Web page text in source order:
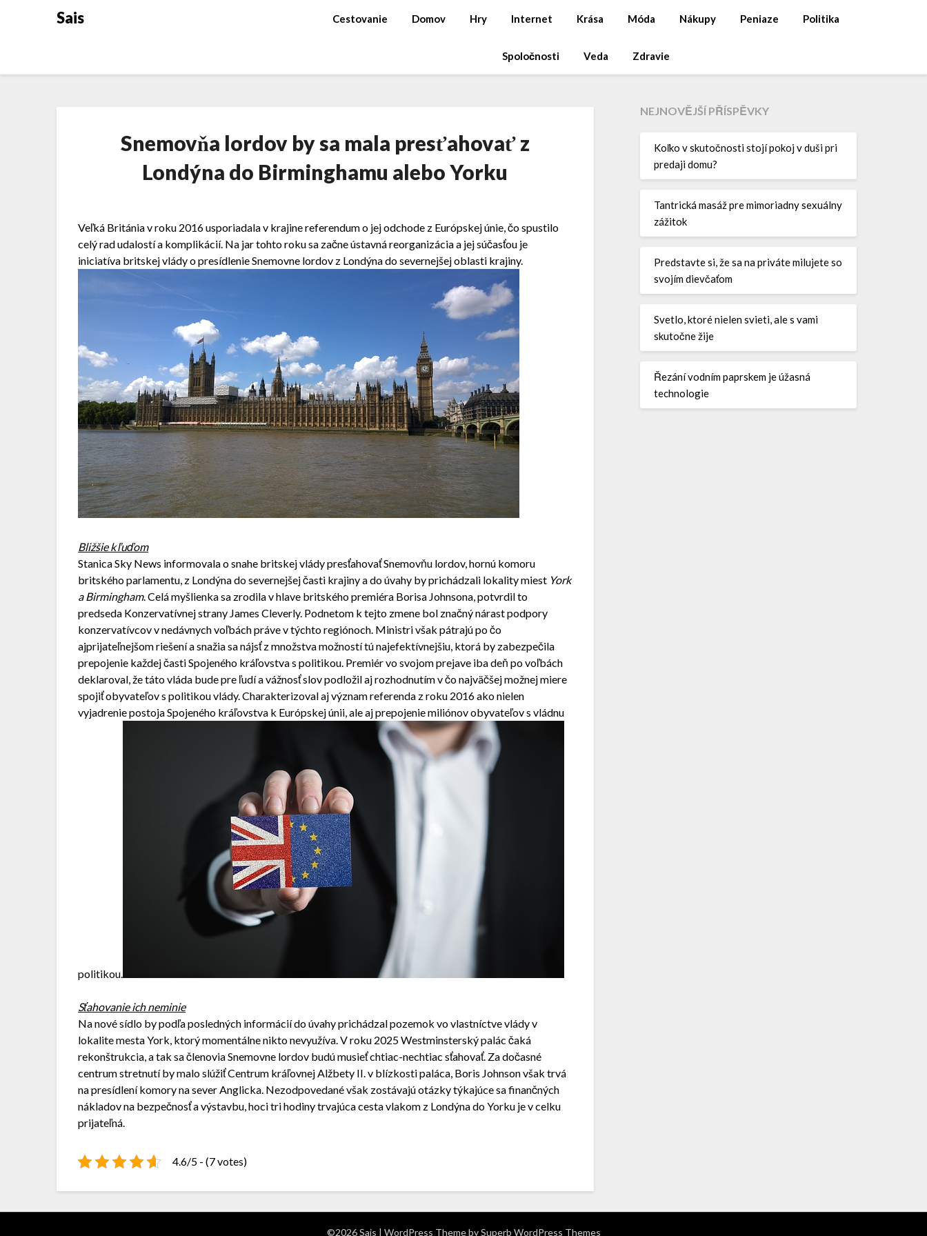
Sais Cestovanie Domov Hry Internet Krása Móda Nákupy Peniaze Politika
Spoločnosti Veda Zdravie
Snemovňa lordov by sa mala presťahovať z
Londýna do Birminghamu alebo Yorku
Veľká Británia v roku 2016 usporiadala v krajine referendum o jej odchode z Európskej únie, čo spustilo
celý rad udalostí a komplikácií. Na jar tohto roku sa začne ústavná reorganizácia a jej súčasťou je
iniciatíva britskej vlády o presídlenie Snemovne lordov z Londýna do severnejšej oblasti krajiny.
Bližšie k ľuďom
Stanica Sky News informovala o snahe britskej vlády presťahovať Snemovňu lordov, hornú komoru
britského parlamentu, z Londýna do severnejšej časti krajiny a do úvahy by prichádzali lokality miest York
a Birmingham. Celá myšlienka sa zrodila v hlave britského premiéra Borisa Johnsona, potvrdil to
predseda Konzervatívnej strany James Cleverly. Podnetom k tejto zmene bol značný nárast podpory
konzervatívcov v nedávnych voľbách práve v týchto regiónoch. Ministri však pátrajú po čo
ajprijateľnejšom riešení a snažia sa nájsť z množstva možností tú najefektívnejšiu, ktorá by zabezpečila
prepojenie každej časti Spojeného kráľovstva s politikou. Premiér vo svojom prejave iba deň po voľbách
deklaroval, že táto vláda bude pre ľudí a vážnosť slov podložil aj rozhodnutím v čo najväčšej možnej miere
spojiť obyvateľov s politikou vlády. Charakterizoval aj význam referenda z roku 2016 ako nielen
vyjadrenie postoja Spojeného kráľovstva k Európskej únii, ale aj prepojenie miliónov obyvateľov s vládnu
politikou.
Sťahovanie ich neminie
Na nové sídlo by podľa posledných informácií do úvahy prichádzal pozemok vo vlastníctve vlády v
lokalite mesta York, ktorý momentálne nikto nevyužíva. V roku 2025 Westminsterský palác čaká
rekonštrukcia, a tak sa členovia Snemovne lordov budú musieť chtiac-nechtiac sťahovať. Za dočasné
centrum stretnutí by malo slúžiť Centrum kráľovnej Alžbety II. v blízkosti paláca, Boris Johnson však trvá
na presídlení komory na sever Anglicka. Nezodpovedané však zostávajú otázky týkajúce sa finančných
nákladov na bezpečnosť a výstavbu, hoci tri hodiny trvajúca cesta vlakom z Londýna do Yorku je v celku
prijateľná.
4.6/5 - (7 votes)
NEJNOVĚJŠÍ PŘÍSPĚVKY
Koľko v skutočnosti stojí pokoj v duši pri
predaji domu?
Tantrická masáž pre mimoriadny sexuálny
zážitok
Predstavte si, že sa na priváte milujete so
svojím dievčaťom
Svetlo, ktoré nielen svieti, ale s vami
skutočne žije
Řezání vodním paprskem je úžasná
technologie
©2026 Sais | WordPress Theme bySuperb WordPress Themes